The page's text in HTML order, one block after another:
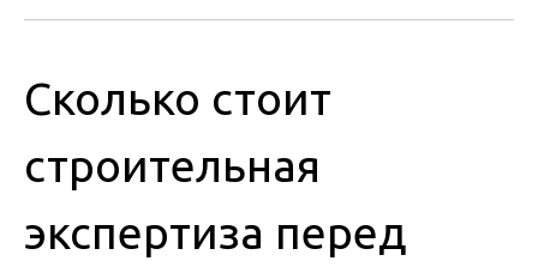
Сколько стоит
строительная
экспертиза перед